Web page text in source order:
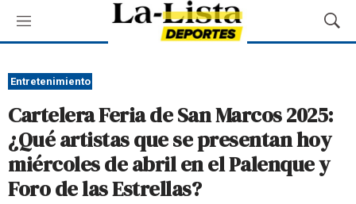
M
e
ú
M
o
a
r
ú
Entretenimiento
Cartelera Feria de San Marcos 2025:
¿Qué artistas que se presentan hoy
miércoles de abril en el Palenque y
Foro de las Estrellas?